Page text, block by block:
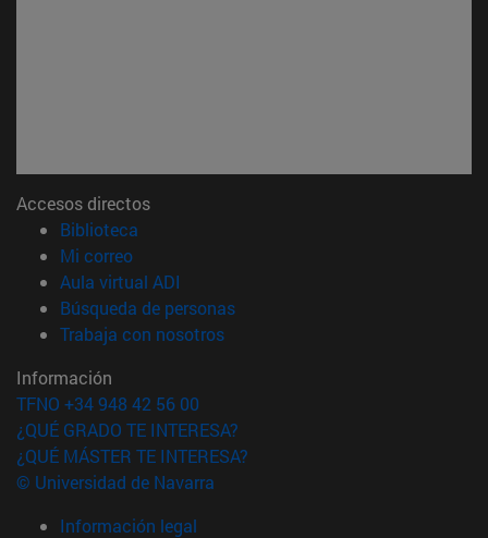
Accesos directos
Biblioteca
Mi correo(abre en nueva ventana)
Aula virtual ADI
Búsqueda de personas(abre en nueva ventana)
Trabaja con nosotros(abre en nueva ventana)
Información
TFNO +34 948 42 56 00
¿QUÉ GRADO TE INTERESA?
¿QUÉ MÁSTER TE INTERESA?
© Universidad de Navarra
Información legal